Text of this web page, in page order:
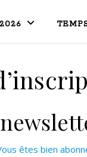
êtes bien